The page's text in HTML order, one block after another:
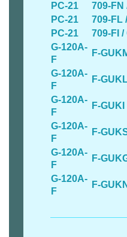
PC-21
709-FN
PC-21
709-FL
PC-21
709-FI /
G-120A-
F
F-
G-120A-
F
F-
G-120A-
F
F-GUKI
G-120A-
F
F-
G-120A-
F
F-
G-120A-
F
F-